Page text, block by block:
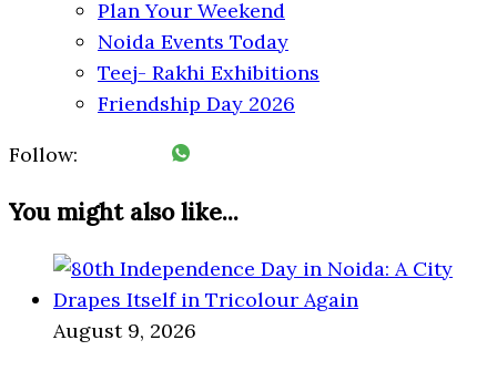
Plan Your Weekend
Noida Events Today
Teej- Rakhi Exhibitions
Friendship Day 2026
Follow:
You might also like...
August 9, 2026